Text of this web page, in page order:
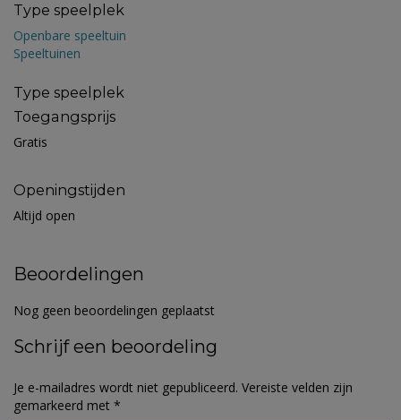
Type speelplek
Openbare speeltuin
Speeltuinen
Type speelplek
Toegangsprijs
Gratis
Openingstijden
Altijd open
Beoordelingen
Nog geen beoordelingen geplaatst
Schrijf een beoordeling
Je e-mailadres wordt niet gepubliceerd. Vereiste velden zijn
gemarkeerd met *